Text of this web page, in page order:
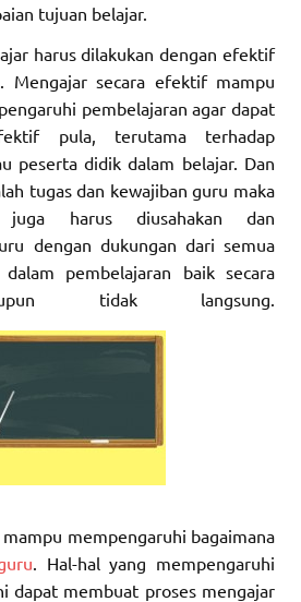
tujuan belajar.
harus dilakukan dengan efektif
Mengajar secara efektif mampu
pembelajaran agar dapat
pula, terutama terhadap
peserta didik dalam belajar. Dan
tugas dan kewajiban guru maka
harus diusahakan dan
dengan dukungan dari semua
pembelajaran baik secara
tidak langsung.
mempengaruhi bagaimana
. Hal-hal yang mempengaruhi
dapat membuat proses mengajar